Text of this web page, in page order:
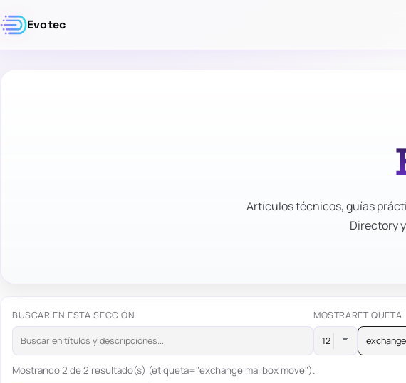
Evotec
Artículos técnicos, guías
Directory
BUSCAR EN ESTA SECCIÓN MOSTRARETIQUETA
Mostrando 2 de 2 resultado(s) (etiqueta="exchange mailbox move").